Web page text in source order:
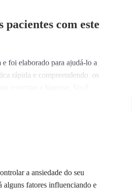
pacientes com este
e foi elaborado para ajudá-lo a
rápida e compreendendo os
a ansiedade do seu
alguns fatores influenciando e